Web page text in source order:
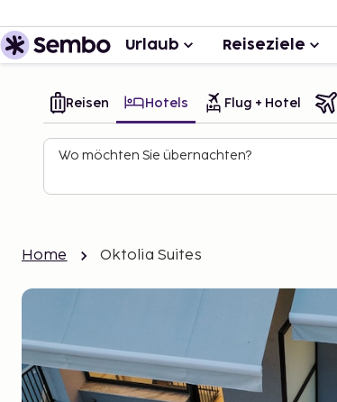
Urlaub Reiseziele
Reisen Hotels Flug + Hotel
Wo möchten Sie übernachten?
Home Oktolia Suites